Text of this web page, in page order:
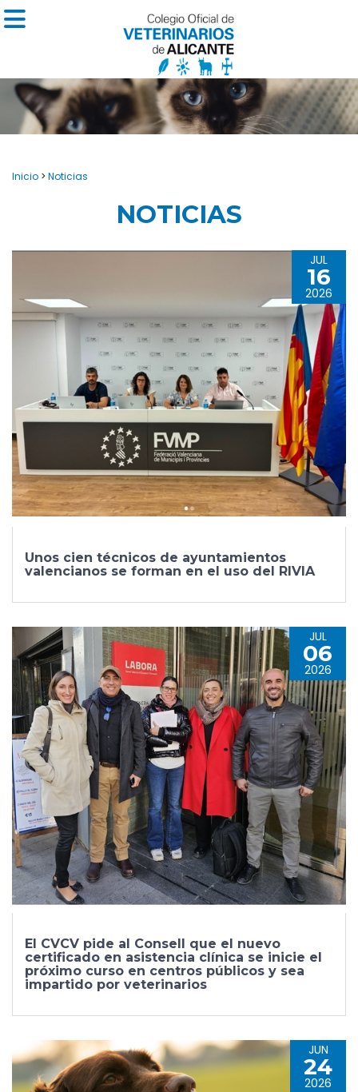
Inicio > Noticias
NOTICIAS
JUL
16
2026
Unos cien técnicos de ayuntamientos
valencianos se forman en el uso del RIVIA
JUL
06
2026
El CVCV pide al Consell que el nuevo
certificado en asistencia clínica se inicie el
próximo curso en centros públicos y sea
impartido por veterinarios
JUN
24
2026